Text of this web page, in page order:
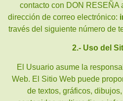
contacto con DON RESEÑA
dirección de correo electrónico:
través del siguiente número de
2.- Uso del
El Usuario asume la
Web. El Sitio Web puede
de textos, gráficos,